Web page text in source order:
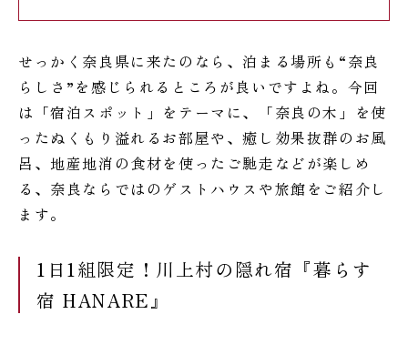
せっかく奈良県に来たのなら、泊まる場所も“奈良
らしさ”を感じられるところが良いですよね。今回
は「宿泊スポット」をテーマに、「奈良の木」を使
ったぬくもり溢れるお部屋や、癒し効果抜群のお風
呂、地産地消の食材を使ったご馳走などが楽しめ
る、奈良ならではのゲストハウスや旅館をご紹介し
ます。
1日1組限定！川上村の隠れ宿『暮らす
宿 HANARE』